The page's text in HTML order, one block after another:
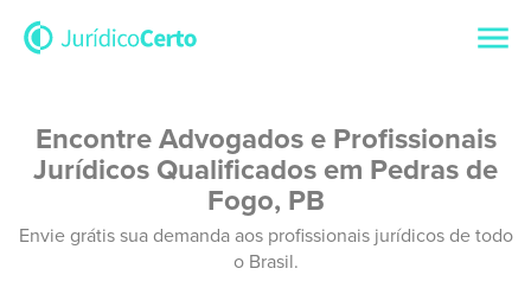
Encontre Advogados e Profissionais
Jurídicos Qualificados em Pedras de
Fogo, PB
Envie grátis sua demanda aos profissionais jurídicos de todo
o Brasil.